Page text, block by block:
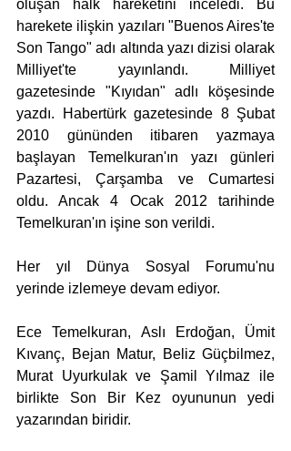
oluşan halk hareketini inceledi. Bu
harekete ilişkin yazıları "Buenos Aires'te
Son Tango" adı altında yazı dizisi olarak
Milliyet'te yayınlandı. Milliyet
gazetesinde "Kıyıdan" adlı köşesinde
yazdı. Habertürk gazetesinde 8 Şubat
2010 gününden itibaren yazmaya
başlayan Temelkuran'ın yazı günleri
Pazartesi, Çarşamba ve Cumartesi
oldu. Ancak 4 Ocak 2012 tarihinde
Temelkuran'ın işine son verildi.
Her yıl Dünya Sosyal Forumu'nu
yerinde izlemeye devam ediyor.
Ece Temelkuran, Aslı Erdoğan, Ümit
Kıvanç, Bejan Matur, Beliz Güçbilmez,
Murat Uyurkulak ve Şamil Yılmaz ile
birlikte Son Bir Kez oyununun yedi
yazarından biridir.